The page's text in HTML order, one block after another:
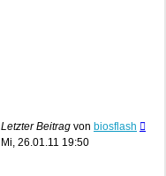
Letzter Beitrag von biosflash
Mi, 26.01.11 19:50